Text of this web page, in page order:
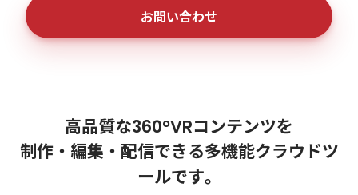
お問い合わせ
高品質な360°VRコンテンツを
制作・ 編集 ・ 配信できる多機能クラウ ドツ
ールです。